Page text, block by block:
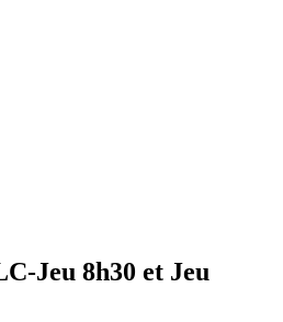
Jeu 8h30 et Jeu